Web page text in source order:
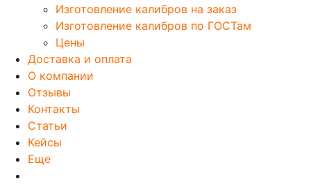
Изготовление калибров на заказ
Изготовление калибров по ГОСТам
Цены
Доставка и оплата
О компании
Отзывы
Контакты
Статьи
Кейсы
Еще